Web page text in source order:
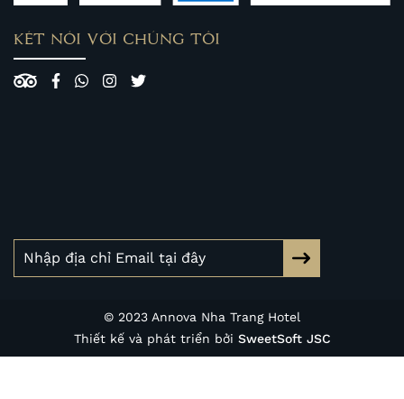
KẾT NỐI VỚI CHÚNG TÔI
© 2023 Annova Nha Trang Hotel
Thiết kế và phát triển bởi SweetSoft JSC